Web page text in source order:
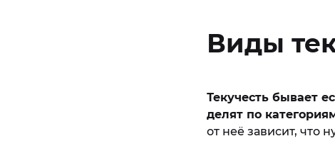
Виды
Текучесть бывает
делят по
от неё зависит, что